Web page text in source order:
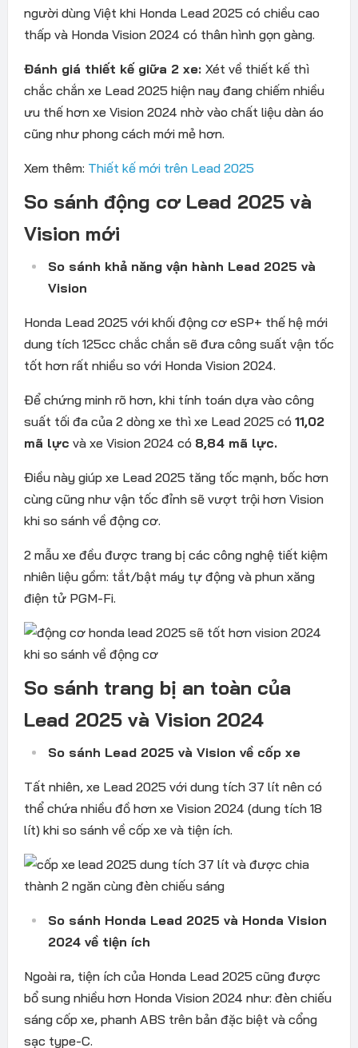
người dùng Việt khi Honda Lead 2025 có chiều cao
thấp và Honda Vision 2024 có thân hình gọn gàng.
Đánh giá thiết kế giữa 2 xe: Xét về thiết kế thì
chắc chắn xe Lead 2025 hiện nay đang chiếm nhiều
ưu thế hơn xe Vision 2024 nhờ vào chất liệu dàn áo
cũng như phong cách mới mẻ hơn.
Xem thêm: Thiết kế mới trên Lead 2025
So sánh động cơ Lead 2025 và
Vision mới
So sánh khả năng vận hành Lead 2025 và
Vision
Honda Lead 2025 với khối động cơ eSP+ thế hệ mới
dung tích 125cc chắc chắn sẽ đưa công suất vận tốc
tốt hơn rất nhiều so với Honda Vision 2024.
Để chứng minh rõ hơn, khi tính toán dựa vào công
suất tối đa của 2 dòng xe thì xe Lead 2025 có 11,02
mã lực và xe Vision 2024 có 8,84 mã lực.
Điều này giúp xe Lead 2025 tăng tốc mạnh, bốc hơn
cùng cũng như vận tốc đỉnh sẽ vượt trội hơn Vision
khi so sánh về động cơ.
2 mẫu xe đều được trang bị các công nghệ tiết kiệm
nhiên liệu gồm: tắt/bật máy tự động và phun xăng
điện tử PGM-Fi.
So sánh trang bị an toàn của
Lead 2025 và Vision 2024
So sánh Lead 2025 và Vision về cốp xe
Tất nhiên, xe Lead 2025 với dung tích 37 lít nên có
thể chứa nhiều đồ hơn xe Vision 2024 (dung tích 18
lít) khi so sánh về cốp xe và tiện ích.
So sánh Honda Lead 2025 và Honda Vision
2024 về tiện ích
Ngoài ra, tiện ích của Honda Lead 2025 cũng được
bổ sung nhiều hơn Honda Vision 2024 như: đèn chiếu
sáng cốp xe, phanh ABS trên bản đặc biệt và cổng
sạc type-C.